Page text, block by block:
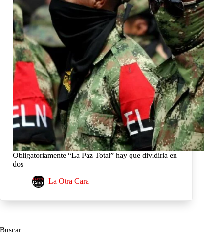
Obligatoriamente “La Paz Total” hay que dividirla en
dos
La Otra Cara
Buscar